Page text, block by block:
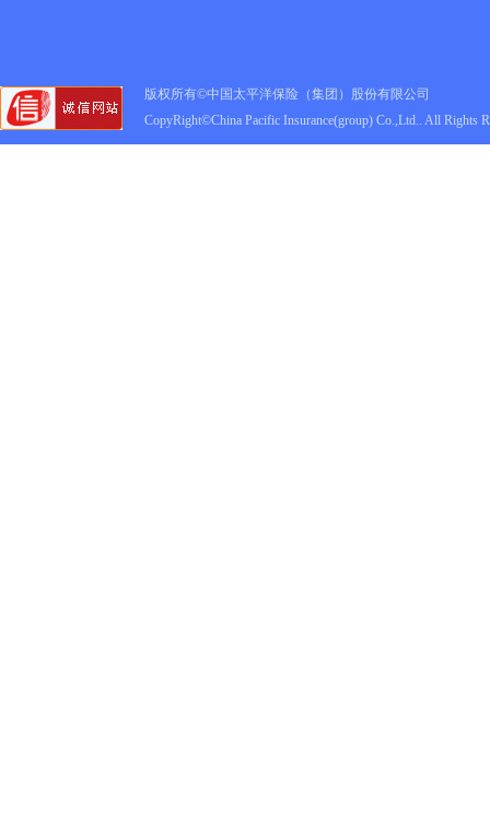
版权所有©中国太平洋保险（集团）股份有限公司
CopyRight©China Pacific Insurance(group) Co.,Ltd.. All Rights